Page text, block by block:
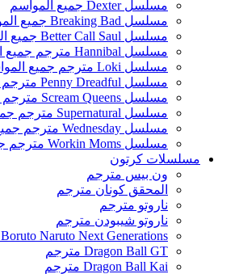
مسلسل Dexter جميع المواسم
مسلسل Breaking Bad جميع المواسم
مسلسل Better Call Saul جميع المواسم
مسلسل Hannibal مترجم جميع المواسم
مسلسل Loki مترجم جميع المواسم
مسلسل Penny Dreadful مترجم جميع المواسم
مسلسل Scream Queens مترجم جميع المواسم
مسلسل Supernatural مترجم جميع المواسم
مسلسل Wednesday مترجم جميع المواسم
مسلسل Workin Moms مترجم جميع المواسم
مسلسلات كرتون
ون بيس مترجم
المحقق كونان مترجم
ناروتو مترجم
ناروتو شيبودن مترجم
Boruto Naruto Next Generations مترجم
Dragon Ball GT مترجم
Dragon Ball Kai مترجم